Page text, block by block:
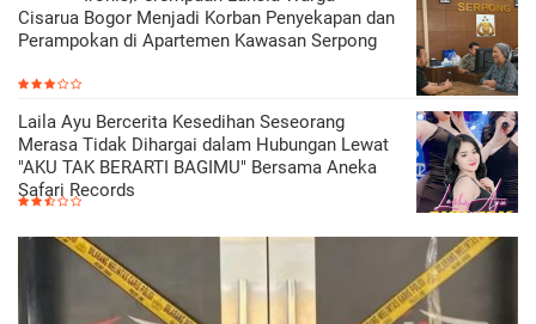
Cisarua Bogor Menjadi Korban Penyekapan dan
Perampokan di Apartemen Kawasan Serpong
Laila Ayu Bercerita Kesedihan Seseorang
Merasa Tidak Dihargai dalam Hubungan Lewat
"AKU TAK BERARTI BAGIMU" Bersama Aneka
Safari Records